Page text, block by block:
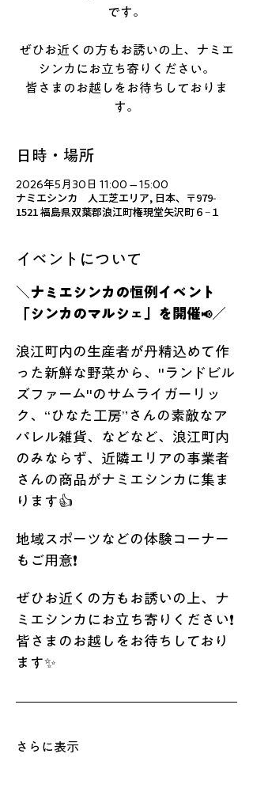
です。
ぜひお近くの方もお誘いの上、ナミエ
シンカにお立ち寄りください。
皆さまのお越しをお待ちしておりま
す。
日時・場所
2026年5月30日 11:00 – 15:00
ナミエシンカ 人工芝エリア, 日本、〒979-
1521 福島県双葉郡浪江町権現堂矢沢町６−１
イベントについて
＼ナミエシンカの恒例イベント
「シンカのマルシェ」を開催📢／
浪江町内の生産者が丹精込めて作
った新鮮な野菜から、"ランドビル
ズファーム"のサムライガーリッ
ク、“ひなた工房”さんの素敵なア
パレル雑貨、などなど、浪江町内
のみならず、近隣エリアの事業者
さんの商品がナミエシンカに集ま
ります👍
地域スポーツなどの体験コーナー
もご用意❗
ぜひお近くの方もお誘いの上、ナ
ミエシンカにお立ち寄りください❗
皆さまのお越しをお待ちしており
ます✨
さらに表示